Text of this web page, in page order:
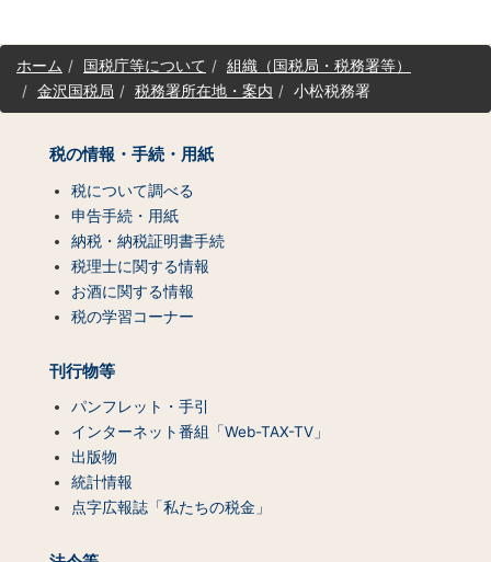
サ
イホーム 国税庁等について
組織（国税局・税務署等）
金沢国税局
税務署所在地・案内 小松税務署
税の情報・手続・用紙
税について調べる
申告手続・用紙
納税・納税証明書手続
税理士に関する情報
お酒に関する情報
税の学習コーナー
刊行物等
パンフレット・手引
インターネット番組「Web-TAX-TV」
出版物
統計情報
点字広報誌「私たちの税金」